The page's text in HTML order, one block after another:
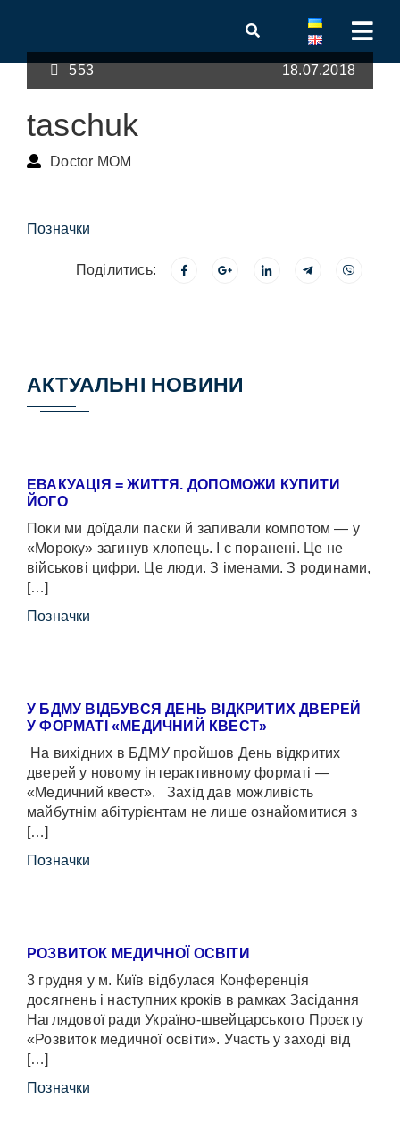
553 18.07.2018
taschuk
Doctor MOM
Позначки
Поділитись:
АКТУАЛЬНІ НОВИНИ
ЕВАКУАЦІЯ = ЖИТТЯ. ДОПОМОЖИ КУПИТИ
ЙОГО
Поки ми доїдали паски й запивали компотом — у
«Мороку» загинув хлопець. І є поранені. Це не
військові цифри. Це люди. З іменами. З родинами,
[…]
Позначки
У БДМУ ВІДБУВСЯ ДЕНЬ ВІДКРИТИХ ДВЕРЕЙ
У ФОРМАТІ «МЕДИЧНИЙ КВЕСТ»
На вихідних в БДМУ пройшов День відкритих
дверей у новому інтерактивному форматі —
«Медичний квест». Захід дав можливість
майбутнім абітурієнтам не лише ознайомитися з
[…]
Позначки
РОЗВИТОК МЕДИЧНОЇ ОСВІТИ
3 грудня у м. Київ відбулася Конференція
досягнень і наступних кроків в рамках Засідання
Наглядової ради Україно-швейцарського Проєкту
«Розвиток медичної освіти». Участь у заході від
[…]
Позначки